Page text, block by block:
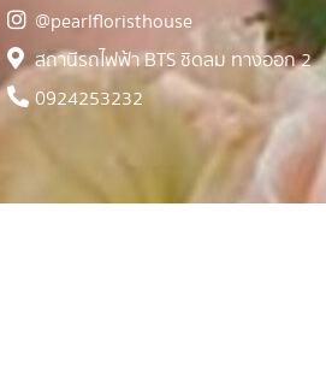
@pearlfloristhouse
สถานีรถไฟฟ้า BTS ชิดลม ทางออก 2
0924253232